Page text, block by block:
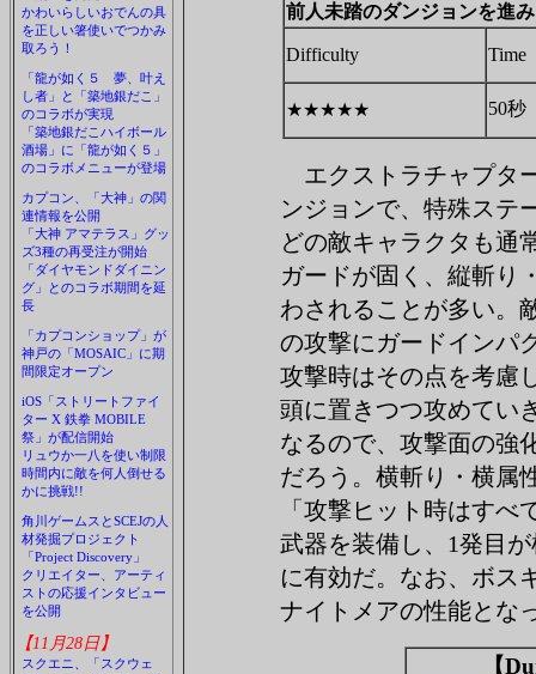
かわいらしいおでんの具
を正しい箸使いでつかみ
取ろう！
「龍が如く５ 夢、叶え
し者」と「築地銀だこ」
のコラボが実現
「築地銀だこハイボール
酒場」に「龍が如く５」
のコラボメニューが登場
カプコン、「大神」の関
連情報を公開
「大神 アマテラス」グッ
ズ3種の再受注が開始
「ダイヤモンドダイニン
グ」とのコラボ期間を延
長
「カプコンショップ」が
神戸の「MOSAIC」に期
間限定オープン
iOS「ストリートファイ
ター X 鉄拳 MOBILE
祭」が配信開始
リュウか一八を使い制限
時間内に敵を何人倒せる
かに挑戦!!
角川ゲームスとSCEJの人
材発掘プロジェクト
「Project Discovery」
クリエイター、アーティ
ストの応援インタビュー
を公開
【11月28日】
スクエニ、「スクウェ
前人未踏のダンジョンを進
Difficulty Time
★★★★★ 50秒
エクストラチャプタ
ンジョンで、特殊ステ
どの敵キャラクタも通
ガードが固く、縦斬り
わされることが多い。
の攻撃にガードインパ
攻撃時はその点を考慮
頭に置きつつ攻めてい
なるので、攻撃面の強
だろう。横斬り・横属
「攻撃ヒット時はす
武器を装備し、1発目
に有効だ。なお、ボス
ナイトメアの性能とな
【